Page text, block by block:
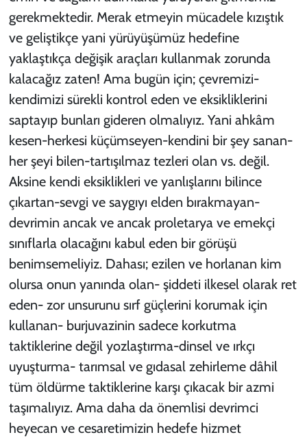
gerekmektedir. Merak etmeyin mücadele kızıştık
ve geliştikçe yani yürüyüşümüz hedefine
yaklaştıkça değişik araçları kullanmak zorunda
kalacağız zaten! Ama bugün için; çevremizi-
kendimizi sürekli kontrol eden ve eksikliklerini
saptayıp bunları gideren olmalıyız. Yani ahkâm
kesen-herkesi küçümseyen-kendini bir şey sanan-
her şeyi bilen-tartışılmaz tezleri olan vs. değil.
Aksine kendi eksiklikleri ve yanlışlarını bilince
çıkartan-sevgi ve saygıyı elden bırakmayan-
devrimin ancak ve ancak proletarya ve emekçi
sınıflarla olacağını kabul eden bir görüşü
benimsemeliyiz. Dahası; ezilen ve horlanan kim
olursa onun yanında olan- şiddeti ilkesel olarak ret
eden- zor unsurunu sırf güçlerini korumak için
kullanan- burjuvazinin sadece korkutma
taktiklerine değil yozlaştırma-dinsel ve ırkçı
uyuşturma- tarımsal ve gıdasal zehirleme dâhil
tüm öldürme taktiklerine karşı çıkacak bir azmi
taşımalıyız. Ama daha da önemlisi devrimci
heyecan ve cesaretimizin hedefe hizmet